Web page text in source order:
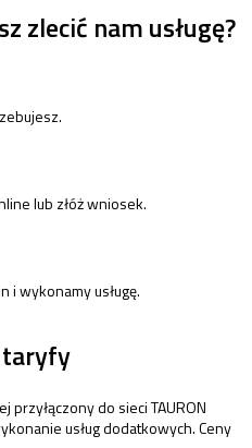
zlecić nam usługę?
lub złóż wniosek.
i wykonamy usługę.
taryfy
do sieci TAURON
usług dodatkowych. Ceny